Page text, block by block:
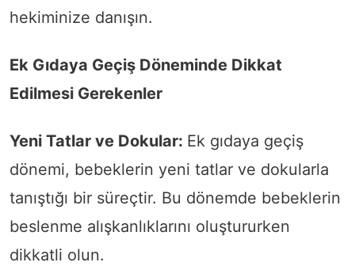
hekiminize danışın.
Ek Gıdaya Geçiş Döneminde Dikkat
Edilmesi Gerekenler
Yeni Tatlar ve Dokular: Ek gıdaya geçiş
dönemi, bebeklerin yeni tatlar ve dokularla
tanıştığı bir süreçtir. Bu dönemde bebeklerin
beslenme alışkanlıklarını oluştururken
dikkatli olun.